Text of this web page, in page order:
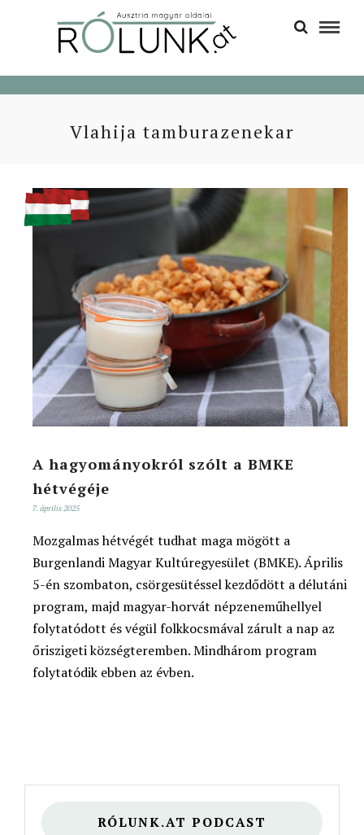
Vlahija tamburazenekar
A hagyományokról szólt a BMKE
hétvégéje
7. április 2025
Mozgalmas hétvégét tudhat maga mögött a
Burgenlandi Magyar Kultúregyesület (BMKE). Április
5-én szombaton, csörgesütéssel kezdődött a délutáni
program, majd magyar-horvát népzeneműhellyel
folytatódott és végül folkkocsmával zárult a nap az
őriszigeti községteremben. Mindhárom program
folytatódik ebben az évben.
RÓLUNK.AT PODCAST